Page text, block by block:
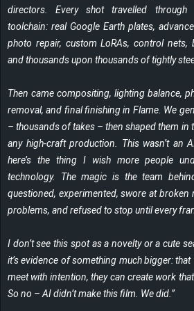
directors. Every shot travelled through
toolchain: real Google Earth plates,
photo repair, custom LoRAs, control nets,
and thousands upon thousands of tightly
Then came compositing, lighting balance,
removal, and final finishing in Flame. We
– thousands of takes – then shaped them in
any high-craft production. This wasn’t an
here’s the thing I wish more people
technology. The magic is the team
questioned, experimented, swore at
problems, and refused to stop until every
I don’t see this spot as a novelty or a cute
it’s evidence of something much bigger:
meet with intention, they can create work
So no – AI didn’t make this film. We did.”